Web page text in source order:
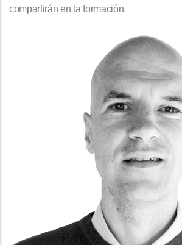
compartirán en la formación.